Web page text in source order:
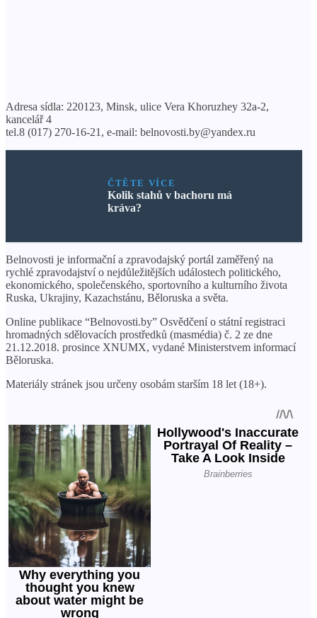
Adresa sídla: 220123, Minsk, ulice Vera Khoruzhey 32a-2,
kancelář 4
tel.8 (017) 270-16-21, e-mail: belnovosti.by@yandex.ru
ČTĚTE VÍCE
Kolik stahů v bachoru má
kráva?
Belnovosti je informační a zpravodajský portál zaměřený na
rychlé zpravodajství o nejdůležitějších událostech politického,
ekonomického, společenského, sportovního a kulturního života
Ruska, Ukrajiny, Kazachstánu, Běloruska a světa.
Online publikace “Belnovosti.by” Osvědčení o státní registraci
hromadných sdělovacích prostředků (masmédia) č. 2 ze dne
21.12.2018. prosince XNUMX, vydané Ministerstvem informací
Běloruska.
Materiály stránek jsou určeny osobám starším 18 let (18+).